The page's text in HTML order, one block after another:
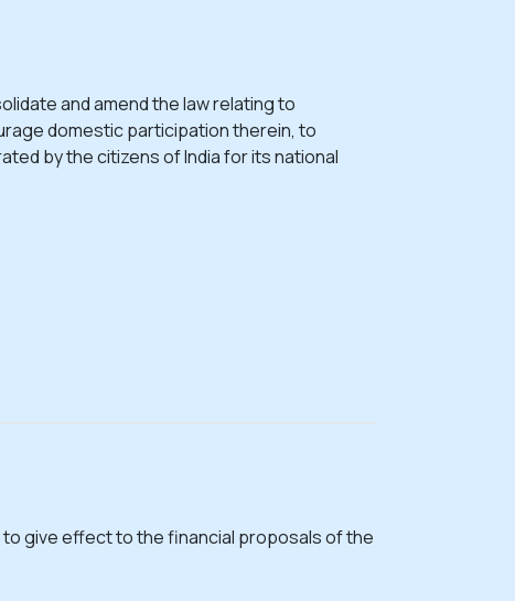
and amend the law relating to
domestic participation therein, to
by the citizens of India for its national
to give effect to the financial proposals of the